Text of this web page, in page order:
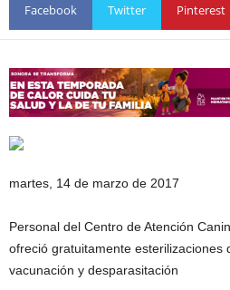
Facebook Twitter Pinterest
martes, 14 de marzo de 2017
Personal del Centro de Atención
ofreció gratuitamente esterilizaciones
vacunación y desparasitación